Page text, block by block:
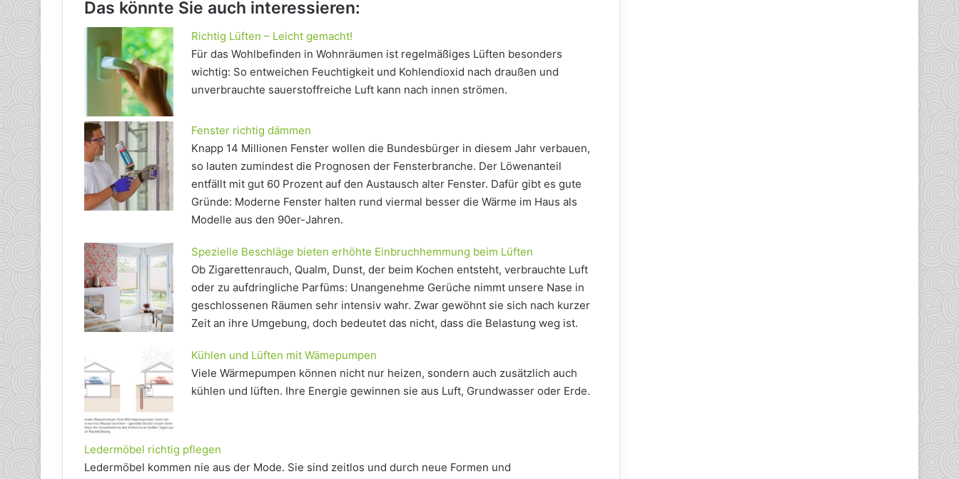
Das könnte Sie auch interessieren:
Richtig Lüften – Leicht gemacht!
Für das Wohlbefinden in Wohnräumen ist regelmäßiges Lüften besonders
wichtig: So entweichen Feuchtigkeit und Kohlendioxid nach draußen und
unverbrauchte sauerstoffreiche Luft kann nach innen strömen.
Fenster richtig dämmen
Knapp 14 Millionen Fenster wollen die Bundesbürger in diesem Jahr verbauen,
so lauten zumindest die Prognosen der Fensterbranche. Der Löwenanteil
entfällt mit gut 60 Prozent auf den Austausch alter Fenster. Dafür gibt es gute
Gründe: Moderne Fenster halten rund viermal besser die Wärme im Haus als
Modelle aus den 90er-Jahren.
Spezielle Beschläge bieten erhöhte Einbruchhemmung beim Lüften
Ob Zigarettenrauch, Qualm, Dunst, der beim Kochen entsteht, verbrauchte Luft
oder zu aufdringliche Parfüms: Unangenehme Gerüche nimmt unsere Nase in
geschlossenen Räumen sehr intensiv wahr. Zwar gewöhnt sie sich nach kurzer
Zeit an ihre Umgebung, doch bedeutet das nicht, dass die Belastung weg ist.
Kühlen und Lüften mit Wämepumpen
Viele Wärmepumpen können nicht nur heizen, sondern auch zusätzlich auch
kühlen und lüften. Ihre Energie gewinnen sie aus Luft, Grundwasser oder Erde.
Ledermöbel richtig pflegen
Ledermöbel kommen nie aus der Mode. Sie sind zeitlos und durch neue Formen und